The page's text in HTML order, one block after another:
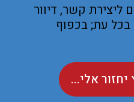
קשר, דיוור
בכל עת; בכפוף
אלי...